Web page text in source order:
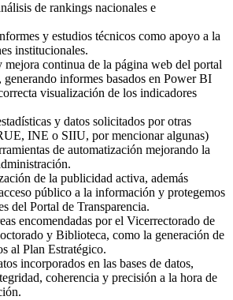
de rankings nacionales e
y estudios técnicos como apoyo a la
institucionales.
continua de la página web del portal
generando informes basados en Power BI
visualización de los indicadores
y datos solicitados por otras
INE o SIIU, por mencionar algunas)
de automatización mejorando la
de la publicidad activa, además
público a la información y protegemos
del Portal de Transparencia.
encomendadas por el Vicerrectorado de
y Biblioteca, como la generación de
al Plan Estratégico.
incorporados en las bases de datos,
coherencia y precisión a la hora de